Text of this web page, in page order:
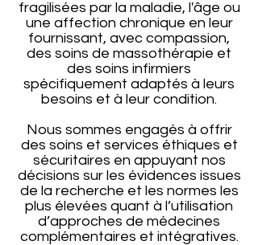
fragilisées par la maladie, l'âge ou
une affection chronique en leur
fournissant, avec compassion,
des soins de massothérapie et
des soins infirmiers
spécifiquement adaptés à leurs
besoins et à leur condition.
Nous sommes engagés à offrir
des soins et services éthiques et
sécuritaires en appuyant nos
décisions sur les évidences issues
de la recherche et les normes les
plus élevées quant à l’utilisation
d’approches de médecines
complémentaires et intégratives.